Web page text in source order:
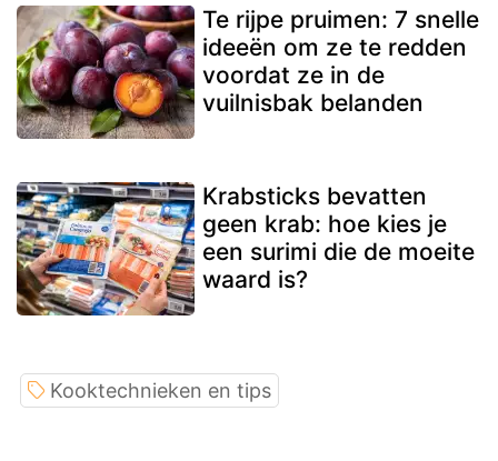
Te rijpe pruimen: 7 snelle
ideeën om ze te redden
voordat ze in de
vuilnisbak belanden
Krabsticks bevatten
geen krab: hoe kies je
een surimi die de moeite
waard is?
Kooktechnieken en tips